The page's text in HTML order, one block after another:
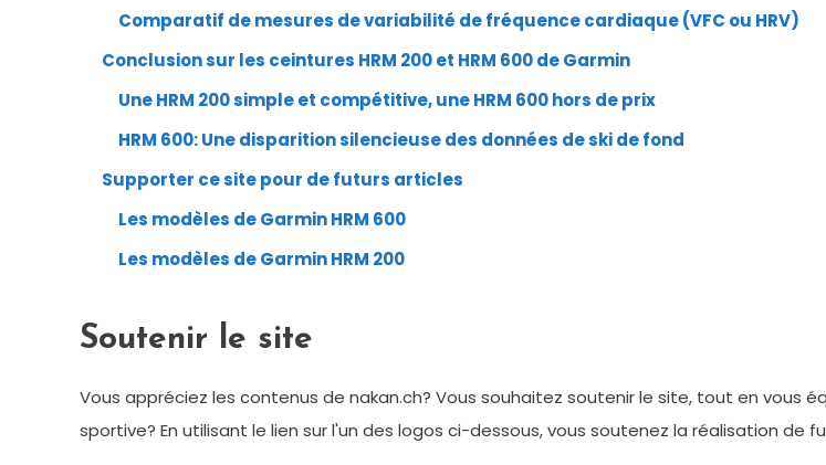
Comparatif de mesures de variabilité de fréquence cardiaque (VFC ou HRV)
Conclusion sur les ceintures HRM 200 et HRM 600 de Garmin
Une HRM 200 simple et compétitive, une HRM 600 hors de prix
HRM 600: Une disparition silencieuse des données de ski de fond
Supporter ce site pour de futurs articles
Les modèles de Garmin HRM 600
Les modèles de Garmin HRM 200
Soutenir le site
Vous appréciez les contenus de nakan.ch? Vous souhaitez soutenir le site, tout en vous
sportive? En utilisant le lien sur l'un des logos ci-dessous, vous soutenez la réalisation